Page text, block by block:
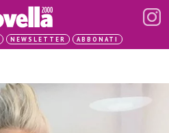
NEWSLETTER ABBONATI